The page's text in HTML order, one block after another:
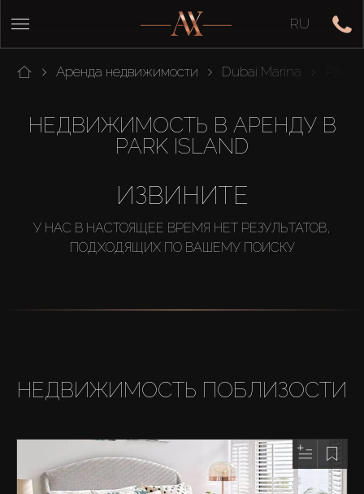
RU
Аренда недвижимости Dubai Marina
НЕДВИЖИМОСТЬ В АРЕНДУ В
PARK ISLAND
ИЗВИНИТЕ
У НАС В НАСТОЯЩЕЕ ВРЕМЯ НЕТ РЕЗУЛЬТАТОВ,
ПОДХОДЯЩИХ ПО ВАШЕМУ ПОИСКУ
НЕДВИЖИМОСТЬ ПОБЛИЗОСТИ